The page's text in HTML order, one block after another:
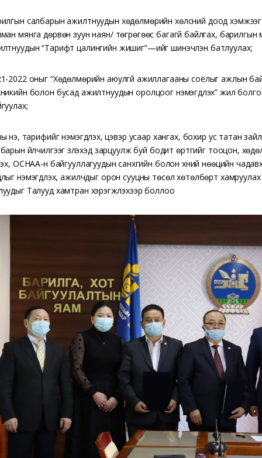
салбарын ажилтнуудын хөдөлмөрийн хөлсний доод
мянга дөрвөн зуун наян/ төгрөгөөс багагүй байлгах, барилгын
“Тарифт цалингийн жишиг”—ийг шинэчлэн батлуулах;
2022 оныг “Хөдөлмөрийн аюулгүй ажиллагааны соёлыг ажлын
болон бусад ажилтнуудын оролцоог нэмэгдүүлэх” жил
үнэ, тарифийг нэмэгдүүлэх, цэвэр усаар хангах, бохир ус татан
үйлчилгээг үзүүлэхэд зарцуулж буй бодит өртгийг тооцон,
ОСНАА-н байгууллагуудын санхүүгийн болон хүний нөөцийн
нэмэгдүүлэх, ажилчдыг орон сууцны төсөл хөтөлбөрт хамруулах
Талууд хамтран хэрэгжүүлэхээр боллоо